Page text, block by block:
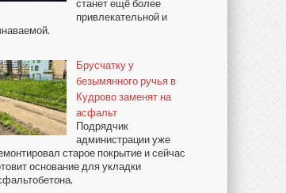
станет ещё более
привлекательной и
Брусчатку у
безымянного ручья в
Кудрово заменят на
асфальт
Подрядчик
администрации уже
старое покрытие и сейчас
основание для укладки